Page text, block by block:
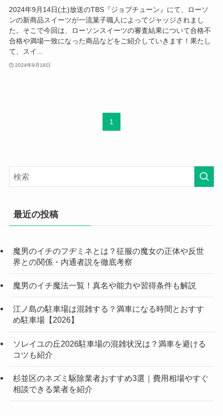
2024年9月14日(土)放送のTBS『ジョブチューン』にて、ローソ
ンの新商品スイーツが一流菓子職人によってジャッジされまし
た。そこで今回は、ローソンスイーツの審査結果について合格不
合格や満場一致になった商品などをご紹介していきます！果たし
て、スイ...
2024年9月18日
1
最近の投稿
魔男のイチのフヂミネとは？征服の魔女の正体や反世
界との関係・内通者説を徹底考察
魔男のイチ魔法一覧！真名や能力や習得条件も解説
江ノ島の駐車場は混雑する？満車になる時間とおすす
め駐車場【2026】
ソレイユの丘2026駐車場の混雑状況は？満車を避ける
コツも紹介
杉並区のネズミ駆除業者おすすめ3選｜費用相場やすぐ
相談できる業者を紹介